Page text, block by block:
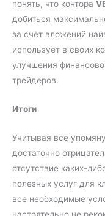
понять, что контора
добиться
за счёт вложений
использует в своих
улучшения
Итоги
Учитывая все
достаточно
отсутствие каких-
полезных услуг для
все необходимые
настоятельно не